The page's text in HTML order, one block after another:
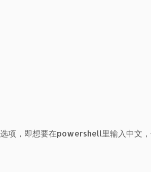
项，即想要在powershell里输入中文